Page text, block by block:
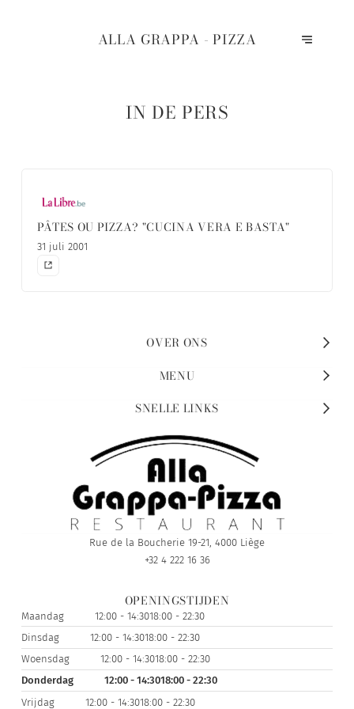
ALLA GRAPPA - PIZZA
IN DE PERS
PÂTES OU PIZZA? "CUCINA VERA E BASTA"
31 juli 2001
OVER ONS
MENU
SNELLE LINKS
Rue de la Boucherie 19-21, 4000 Liège
+32 4 222 16 36
OPENINGSTIJDEN
Maandag 12:00 - 14:3018:00 - 22:30
Dinsdag
12:00 - 14:3018:00 - 22:30
Woensdag
12:00 - 14:3018:00 - 22:30
Donderdag
12:00 - 14:3018:00 - 22:30
Vrijdag
12:00 - 14:3018:00 - 22:30